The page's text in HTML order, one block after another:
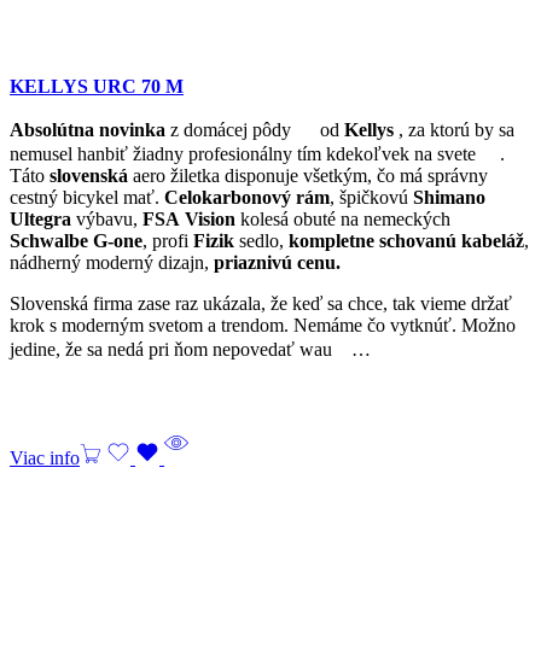
KELLYS URC 70 M
Absolútna novinka z domácej pôdy od Kellys , za ktorú by sa
nemusel hanbiť žiadny profesionálny tím kdekoľvek na svete
.
Táto slovenská aero žiletka disponuje všetkým, čo má správny
cestný bicykel mať. Celokarbonový rám, špičkovú Shimano
Ultegra výbavu, FSA Vision kolesá obuté na nemeckých
Schwalbe G-one, profi Fizik sedlo, kompletne schovanú kabeláž,
nádherný moderný dizajn, priaznivú cenu.
Slovenská firma zase raz ukázala, že keď sa chce, tak vieme držať
krok s moderným svetom a trendom. Nemáme čo vytknúť. Možno
jedine, že sa nedá pri ňom nepovedať wau
…
Viac info